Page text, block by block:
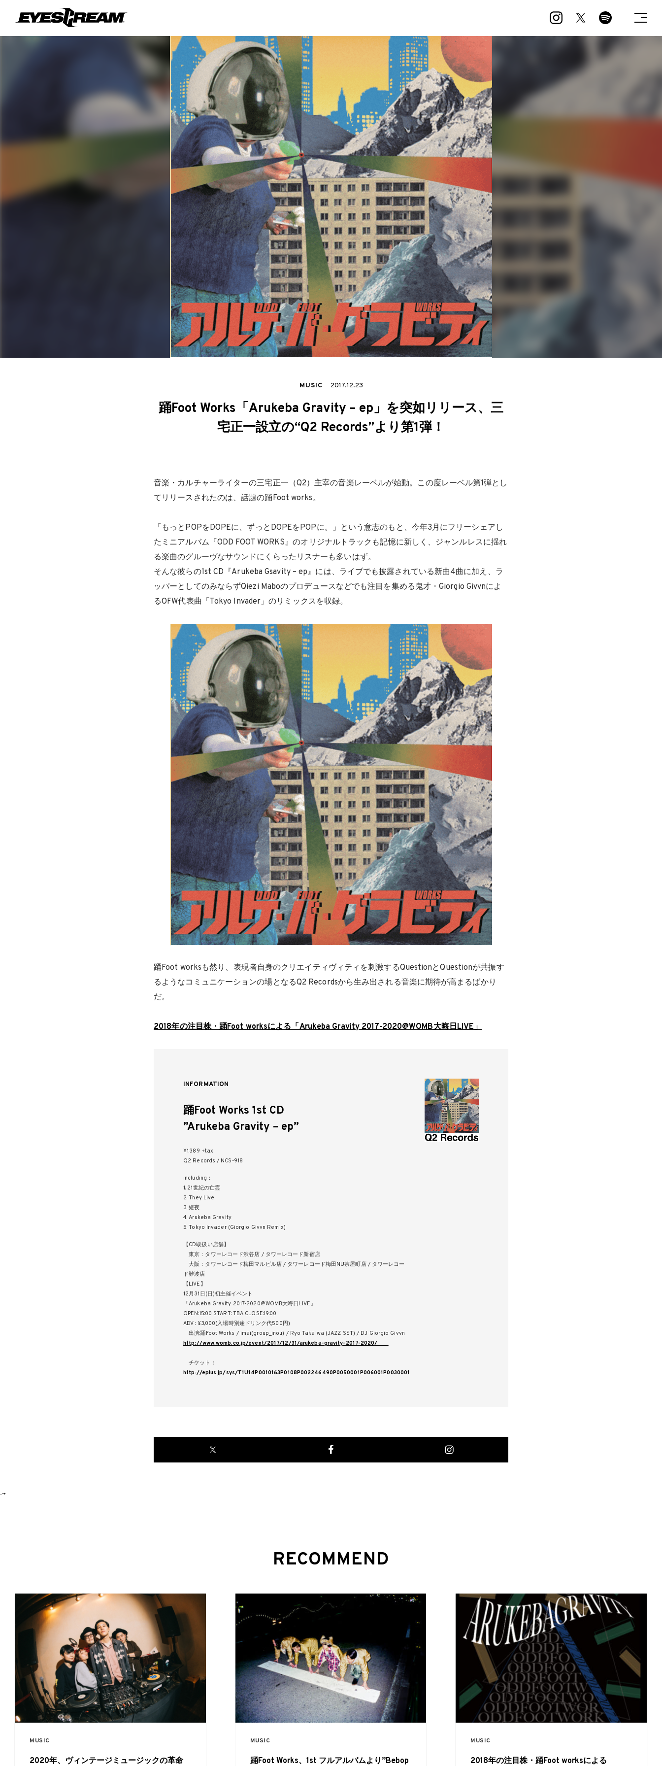
MUSIC 2017.12.23
踊Foot Works「Arukeba Gravity – ep」を突如リリース、三
宅正一設立の“Q2 Records”より第1弾！
音楽・カルチャーライターの三宅正一（Q2）主宰の音楽レーベルが始動。この度レーベル第1弾とし
てリリースされたのは、話題の踊Foot works。
「もっとPOPをDOPEに、ずっとDOPEをPOPに。」という意志のもと、今年3月にフリーシェアし
たミニアルバム『ODD FOOT WORKS』のオリジナルトラックも記憶に新しく、ジャンルレスに揺れ
る楽曲のグルーヴなサウンドにくらったリスナーも多いはず。
そんな彼らの1st CD『Arukeba Gsavity – ep』には、ライブでも披露されている新曲4曲に加え、ラ
ッパーとしてのみならずQiezi Maboのプロデュースなどでも注目を集める鬼才・Giorgio Givvnによ
るOFW代表曲「Tokyo Invader」のリミックスを収録。
踊Foot worksも然り、表現者自身のクリエイティヴィティを刺激するQuestionとQuestionが共振す
るようなコミュニケーションの場となるQ2 Recordsから生み出される音楽に期待が高まるばかり
だ。
2018年の注目株・踊Foot worksによる「Arukeba Gravity 2017-2020@WOMB大晦日LIVE」
INFORMATION
踊Foot Works 1st CD
”Arukeba Gravity – ep”
¥1,389 +tax
Q2 Records / NCS-918
including：
1. 21世紀の亡霊
2. They Live
3. 短夜
4. Arukeba Gravity
5. Tokyo Invader (Giorgio Givvn Remix)
【CD取扱い店舗】
東京：タワーレコード渋谷店 / タワーレコード新宿店
大阪：タワーレコード梅田マルビル店 / タワーレコード梅田NU茶屋町店 / タワーレコー
ド難波店
【LIVE】
12月31日(日)初主催イベント
「Arukeba Gravity 2017-2020@WOMB大晦日LIVE」
OPEN:15:00 START: TBA CLOSE:19:00
ADV : ¥3,000(入場時別途ドリンク代500円)
出演:踊Foot Works / imai(group_inou) / Ryo Takaiwa (JAZZ SET) / DJ Giorgio Givvn
http://www.womb.co.jp/event/2017/12/31/arukeba-gravity-2017-2020/
チケット：
http://eplus.jp/sys/T1U14P0010163P0108P002246490P0050001P006001P0030001
-->
RECOMMEND
MUSIC
2020年、ヴィンテージミュージックの革命
MUSIC
踊Foot Works、1st フルアルバムより”Bebop
MUSIC
2018年の注目株・踊Foot worksによる